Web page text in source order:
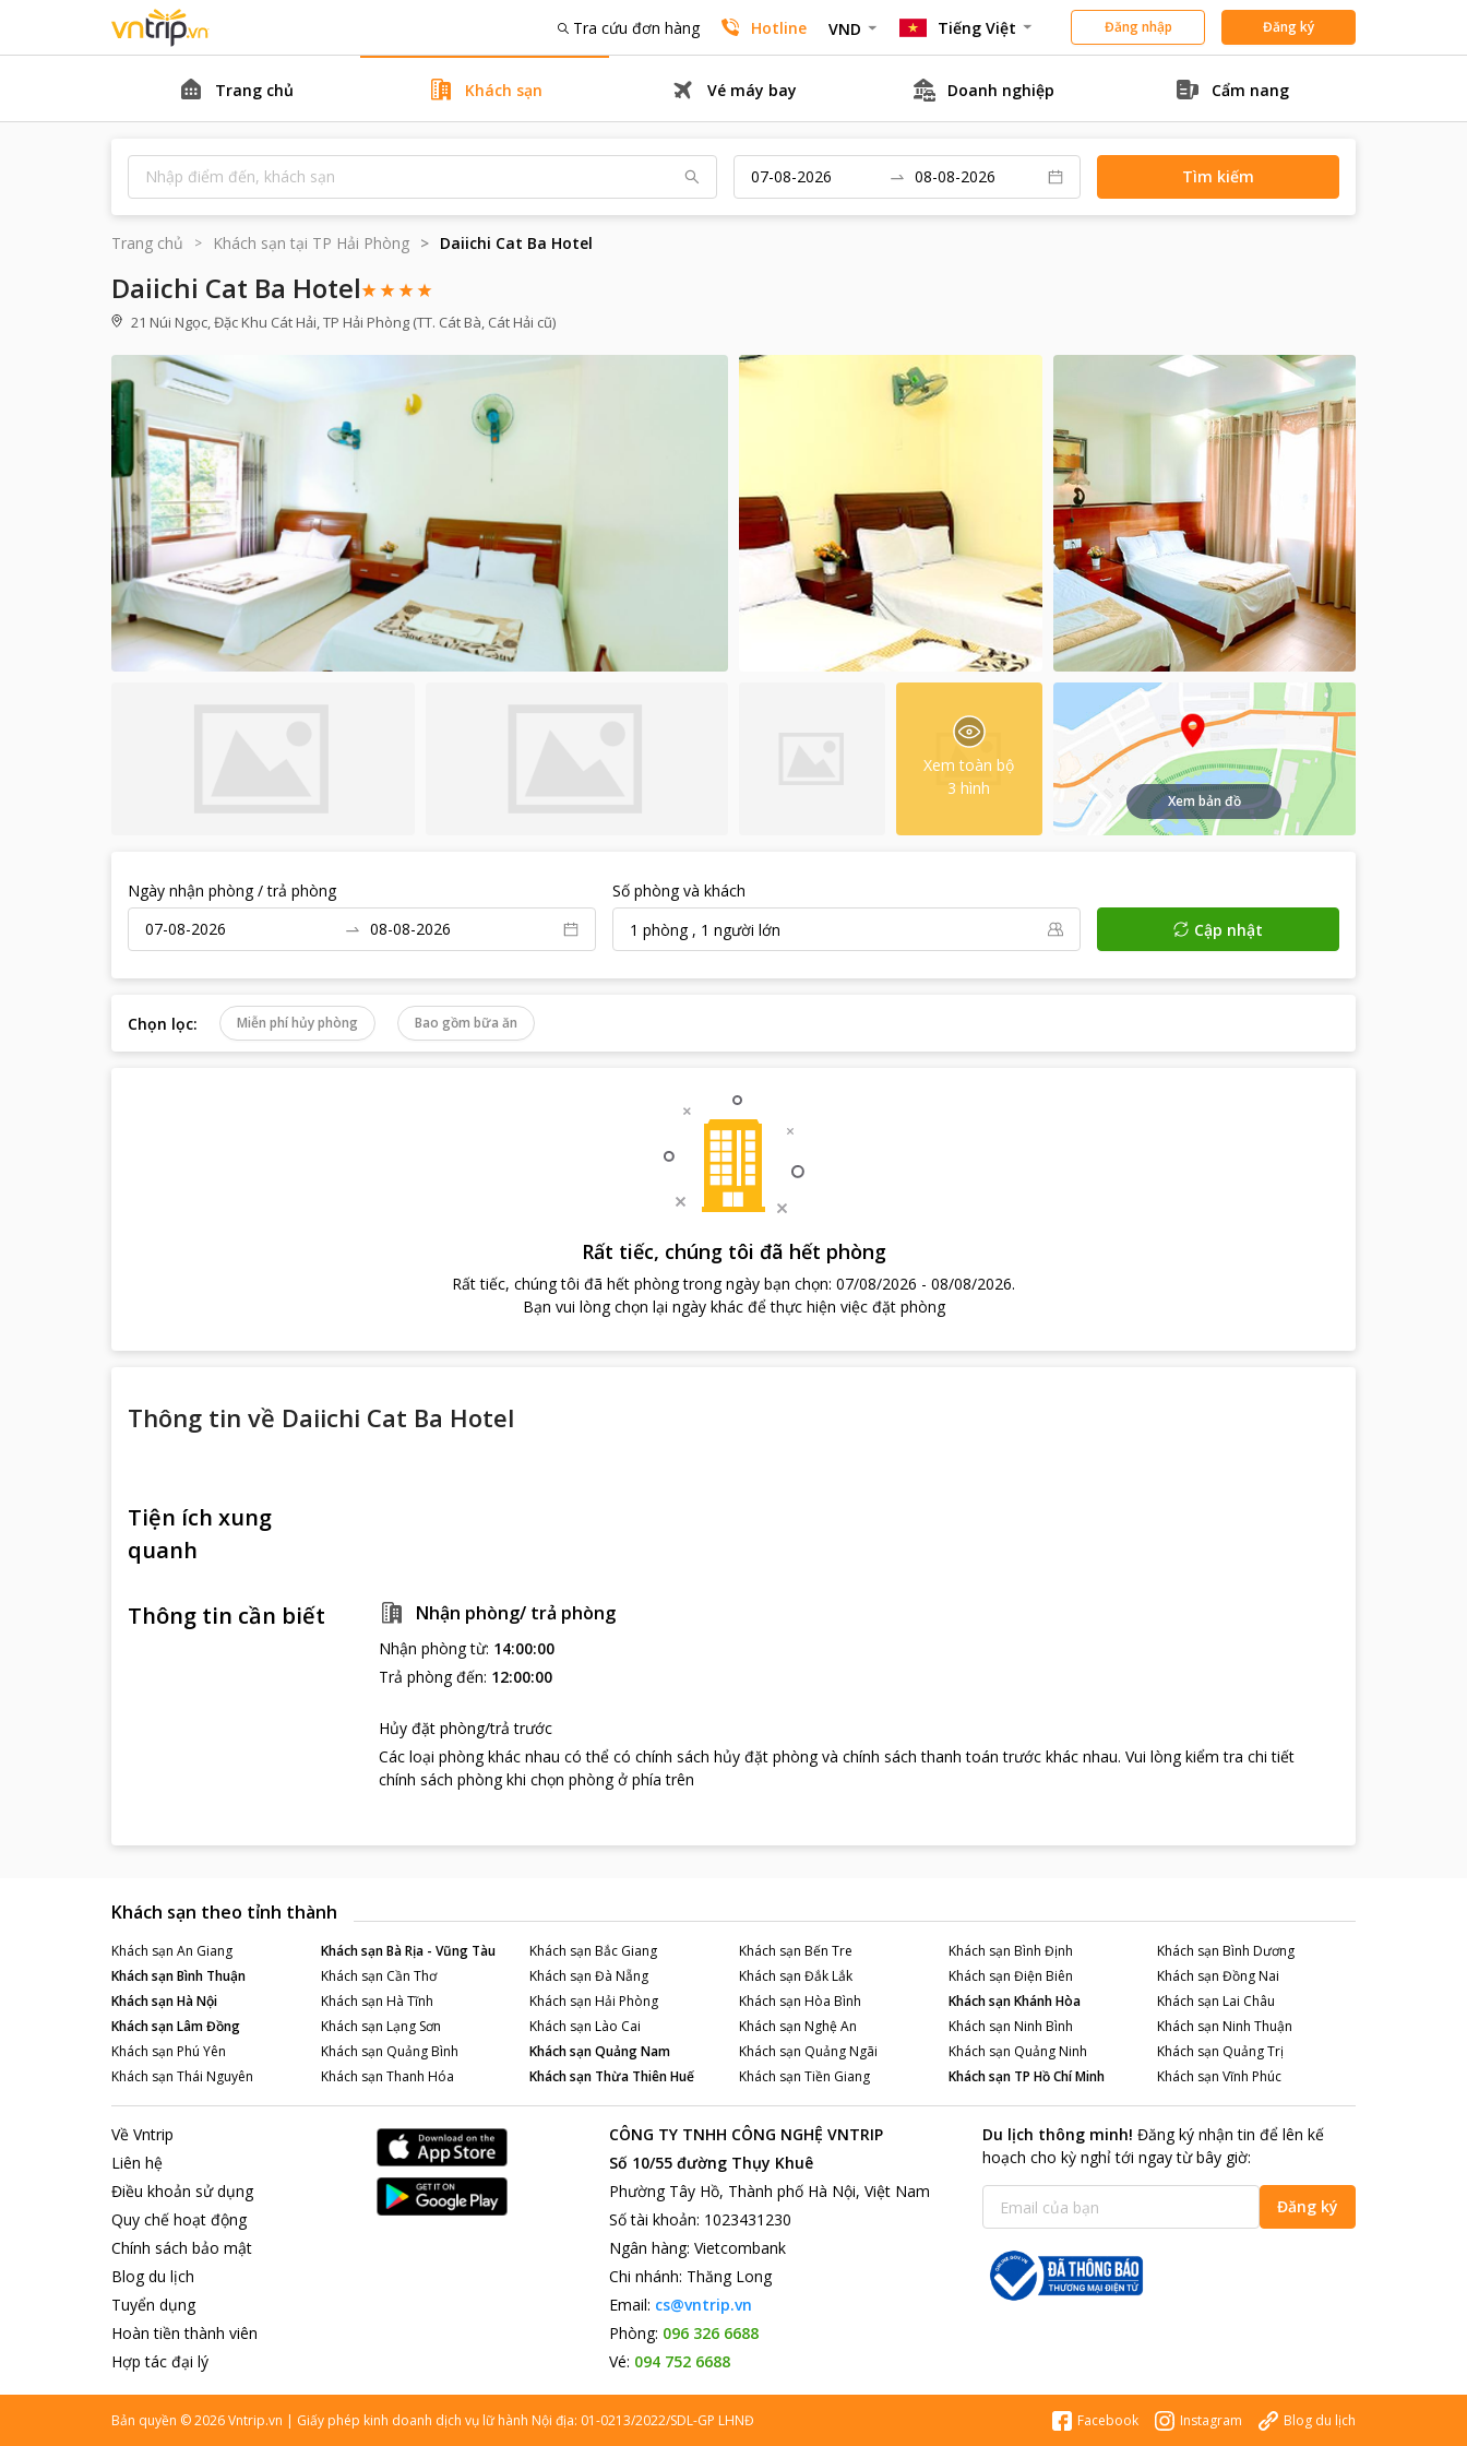
Tra cứu đơn hàng Hotline VND Tiếng Việt Đăng nhập Đăng ký
Trang chủ Khách sạn Vé máy bay Doanh nghiệp Cẩm nang
Tìm kiếm
Trang chủ Khách sạn tại TP Hải Phòng Daiichi Cat Ba Hotel
Daiichi Cat Ba Hotel
21 Núi Ngọc, Đặc Khu Cát Hải, TP Hải Phòng (TT. Cát Bà, Cát Hải cũ)
Xem toàn bộ
3 hình
Xem bản đồ
Ngày nhận phòng / trả phòng
Số phòng và khách
1 phòng, 1 người lớn Cập nhật
Chọn lọc: Miễn phí hủy phòng Bao gồm bữa ăn
Rất tiếc, chúng tôi đã hết phòng
Rất tiếc, chúng tôi đã hết phòng trong ngày bạn chọn: 07/08/2026 - 08/08/2026.
Bạn vui lòng chọn lại ngày khác để thực hiện việc đặt phòng
Thông tin về Daiichi Cat Ba Hotel
Tiện ích xung
quanh
Thông tin cần biết Nhận phòng/ trả phòng
Nhận phòng từ: 14:00:00
Trả phòng đến: 12:00:00
Hủy đặt phòng/trả trước
Các loại phòng khác nhau có thể có chính sách hủy đặt phòng và chính sách thanh toán trước khác nhau. Vui lòng kiểm tra chi tiết
chính sách phòng khi chọn phòng ở phía trên
Khách sạn theo tỉnh thành
Khách sạn An Giang Khách sạnBà Rịa - Vũng Tàu Khách sạn Bắc Giang Khách sạn Bến Tre Khách sạn Bình Định Khách sạn Bình Dương
Khách sạnBình Thuận Khách sạn Cần Thơ Khách sạn Đà Nẵng Khách sạn Đắk Lắk Khách sạn Điện Biên Khách sạn Đồng Nai
Khách sạnHà Nội Khách sạn Hà Tĩnh Khách sạn Hải Phòng Khách sạn Hòa Bình Khách sạnKhánh Hòa Khách sạn Lai Châu
Khách sạnLâm Đồng Khách sạn Lạng Sơn Khách sạn Lào Cai Khách sạn Nghệ An Khách sạn Ninh Bình Khách sạn Ninh Thuận
Khách sạn Phú Yên Khách sạn Quảng Bình Khách sạnQuảng Nam Khách sạn Quảng Ngãi Khách sạn Quảng Ninh Khách sạn Quảng Trị
Khách sạn Thái Nguyên Khách sạn Thanh Hóa Khách sạn Thừa Thiên Huế Khách sạn Tiền Giang Khách sạn TP Hồ Chí Minh Khách sạn Vĩnh Phúc
Về Vntrip
Liên hệ
Điều khoản sử dụng
Quy chế hoạt động
Chính sách bảo mật
Blog du lịch
Tuyển dụng
Hoàn tiền thành viên
Hợp tác đại lý
CÔNG TY TNHH CÔNG NGHỆ VNTRIP
Số 10/55 đường Thụy Khuê
Phường Tây Hồ, Thành phố Hà Nội, Việt Nam
Số tài khoản: 1023431230
Ngân hàng: Vietcombank
Chi nhánh: Thăng Long
Email: cs@vntrip.vn
Phòng: 096 326 6688
Vé: 094 752 6688
Du lịch thông minh! Đăng ký nhận tin để lên kế
hoạch cho kỳ nghỉ tới ngay từ bây giờ:
Đăng ký
Bản quyền ©2026Vntrip.vn | Giấy phép kinh doanh dịch vụ lữ hành Nội địa: 01-0213/2022/SDL-GP LHNĐ Facebook Instagram Blog du lịch